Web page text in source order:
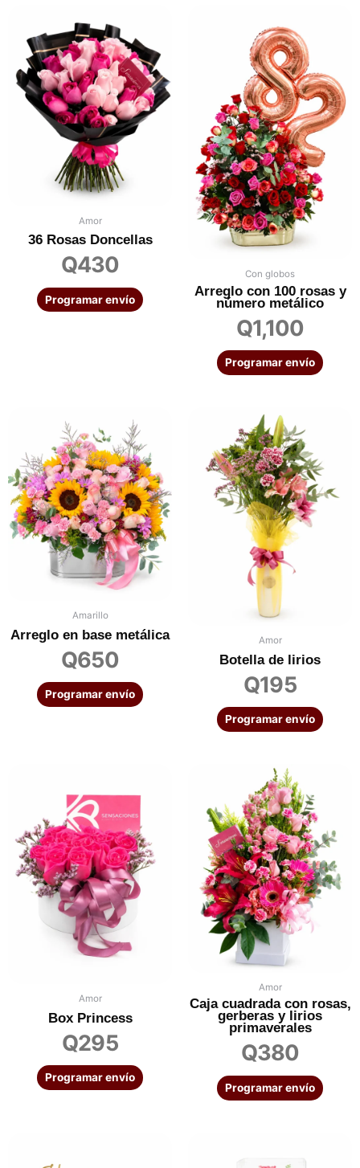
Amor
36 Rosas Doncellas
Q430
Programar envío
Con globos
Arreglo con 100 rosas y
número metálico
Q1,100
Programar envío
Amarillo
Arreglo en base metálica
Q650
Programar envío
Amor
Botella de lirios
Q195
Programar envío
Amor
Box Princess
Q295
Programar envío
Amor
Caja cuadrada con rosas,
gerberas y lirios
primaverales
Q380
Programar envío